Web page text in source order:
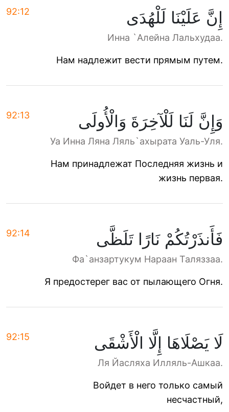
92:12 إِنَّ عَلَيْنَا لَلْهُدَى
Инна `Алейна Лальхудаа.
Нам надлежит вести прямым путем.
92:13 وَإِنَّ لَنَا لَلْآخِرَةَ وَالْأُولَى
Уа Инна Ляна Ляль`ахырата Уаль-Уля.
Нам принадлежат Последняя жизнь и
жизнь первая.
92:14 فَأَنذَرْتُكُمْ نَارًا تَلَظَّى
Фа`анзартукум Нараан Таляззаа.
Я предостерег вас от пылающего Огня.
92:15 لَا يَصْلَاهَا إِلَّا الْأَشْقَى
Ля Йасляха Илляль-Ашкаа.
Войдет в него только самый
несчастный,